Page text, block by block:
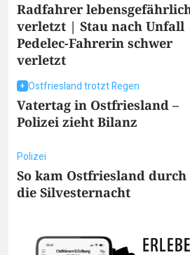
Radfahrer
verletzt | Stau nach Unfall
Pedelec-Fahrerin schwer
verletzt
Ostfriesland trotzt Regen
Vatertag in Ostfriesland –
Polizei zieht Bilanz
Polizei
So kam Ostfriesland durch
die Silvesternacht